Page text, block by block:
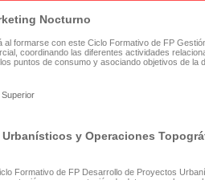
Nocturno
al formarse con este Ciclo Formativo de FP
coordinando las diferentes actividades
puntos de consumo y asociando objetivos de la
y Operaciones
Formativo de FP Desarrollo de Proyectos